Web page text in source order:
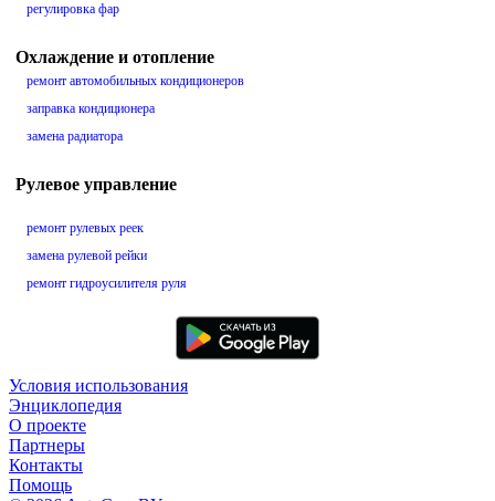
регулировка фар
Охлаждение и отопление
ремонт автомобильных кондиционеров
заправка кондиционера
замена радиатора
Рулевое управление
ремонт рулевых реек
замена рулевой рейки
ремонт гидроусилителя руля
Условия использования
Энциклопедия
О проекте
Партнеры
Контакты
Помощь